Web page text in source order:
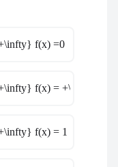
f(x) =0
f(x) = +\infty
f(x) = 1